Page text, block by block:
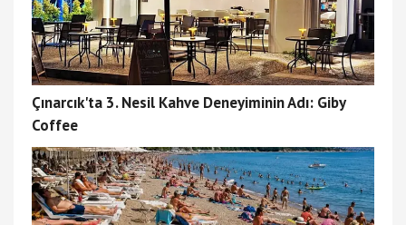
Çınarcık'ta 3. Nesil Kahve Deneyiminin Adı: Giby
Coffee